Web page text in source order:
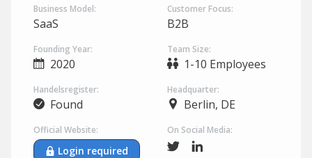
Business Model:
SaaS
Customer Focus:
B2B
Founding Year:
2020
Team Size:
1-10 Employees
Handelsregister:
Found
Headquarter:
Berlin, DE
Official Website:
Login required
On Social Media: